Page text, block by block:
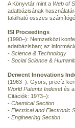
A Könyvtár mint a Web of
adatbázisának
található összes
ISI Proceedings
(1990–): Nemzetközi
adatbázisban; az
- Science & Technology
- Social Science &
Derwent Innovations
(1963–): Gyors, precíz
World Patents Indexet és
Citációk: 1973–):
- Chemical Section
- Electrical and Electronic
- Engineering Section